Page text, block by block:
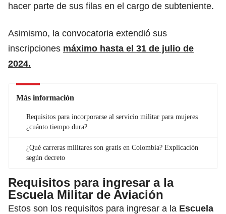
hacer parte de sus filas en el cargo de subteniente.
Asimismo, la convocatoria extendió sus
inscripciones máximo hasta el 31 de julio de
2024.
Más información
Requisitos para incorporarse al servicio militar para mujeres
¿cuánto tiempo dura?
¿Qué carreras militares son gratis en Colombia? Explicación
según decreto
Requisitos para ingresar a la
Escuela Militar de Aviación
Estos son los requisitos para ingresar a la Escuela